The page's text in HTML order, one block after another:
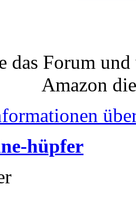
das Forum
Amazon
hüpfer